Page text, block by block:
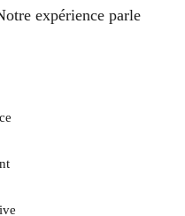
expérience parle